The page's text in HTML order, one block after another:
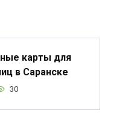
карты для
в Саранске
30